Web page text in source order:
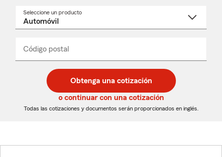
Seleccione un producto
desplegable
Código postal
de
5
dígitos
de
5
dígitos
_____
Obtenga una cotización
o continuar con una cotización
Todas las cotizaciones y documentos serán proporcionados en inglés.